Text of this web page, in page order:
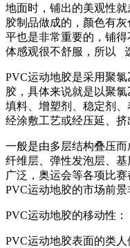
地面时，铺出的美观性
胶制品做成的，颜色有
平也是非常重要的，铺
体感观很不舒服，所以
PVC运动地胶是采用聚
胶，具体来说就是以聚
填料、增塑剂、稳定剂、
经涂敷工艺或经压延、挤
一般是由多层结构叠压
纤维层、弹性发泡层、
广泛，奥运会等各项比
PVC运动地胶的市场前景
PVC运动地胶的移动性：
PVC运动地胶表面的类